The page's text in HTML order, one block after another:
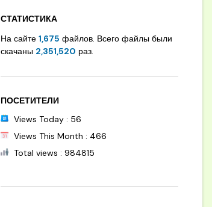
СТАТИСТИКА
На сайте 1,675 файлов. Всего файлы были
скачаны 2,351,520 раз.
ПОСЕТИТЕЛИ
Views Today : 56
Views This Month : 466
Total views : 984815